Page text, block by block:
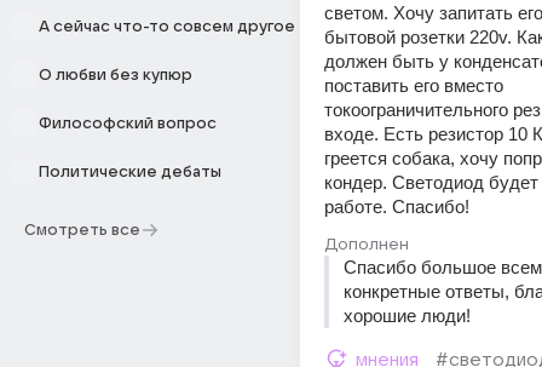
А сейчас что-то совсем другое
О любви без купюр
Философский вопрос
Политические дебаты
Смотреть все
светом. Хочу запитать
бытовой розетки 220v.
должен быть у
поставить его вместо
токоограничительного
входе. Есть резистор 10
греется собака, хочу
кондер. Светодиод будет
работе. Спасибо!
Дополнен
Спасибо большое
конкретные ответы,
хорошие люди!
мнения